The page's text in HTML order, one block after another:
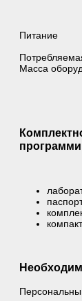
Питание
Масса